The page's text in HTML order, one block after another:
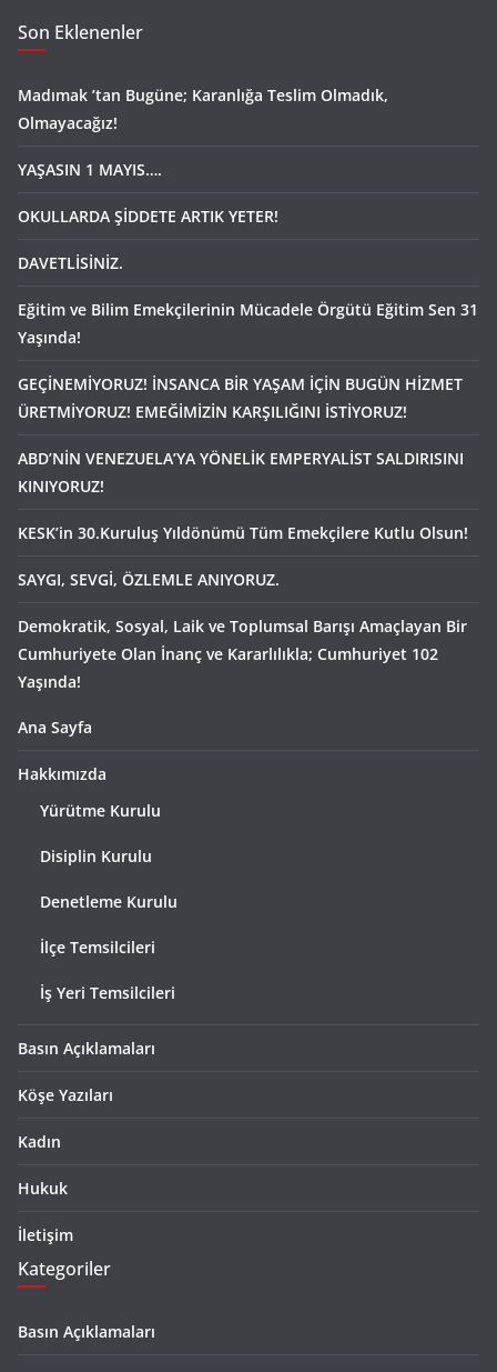
Son Eklenenler
Madımak ’tan Bugüne; Karanlığa Teslim Olmadık,
Olmayacağız!
YAŞASIN 1 MAYIS….
OKULLARDA ŞİDDETE ARTIK YETER!
DAVETLİSİNİZ.
Eğitim ve Bilim Emekçilerinin Mücadele Örgütü Eğitim Sen 31
Yaşında!
GEÇİNEMİYORUZ! İNSANCA BİR YAŞAM İÇİN BUGÜN HİZMET
ÜRETMİYORUZ! EMEĞİMİZİN KARŞILIĞINI İSTİYORUZ!
ABD’NİN VENEZUELA’YA YÖNELİK EMPERYALİST SALDIRISINI
KINIYORUZ!
KESK’in 30.Kuruluş Yıldönümü Tüm Emekçilere Kutlu Olsun!
SAYGI, SEVGİ, ÖZLEMLE ANIYORUZ.
Demokratik, Sosyal, Laik ve Toplumsal Barışı Amaçlayan Bir
Cumhuriyete Olan İnanç ve Kararlılıkla; Cumhuriyet 102
Yaşında!
Ana Sayfa
Hakkımızda
Yürütme Kurulu
Disiplin Kurulu
Denetleme Kurulu
İlçe Temsilcileri
İş Yeri Temsilcileri
Basın Açıklamaları
Köşe Yazıları
Kadın
Hukuk
İletişim
Kategoriler
Basın Açıklamaları